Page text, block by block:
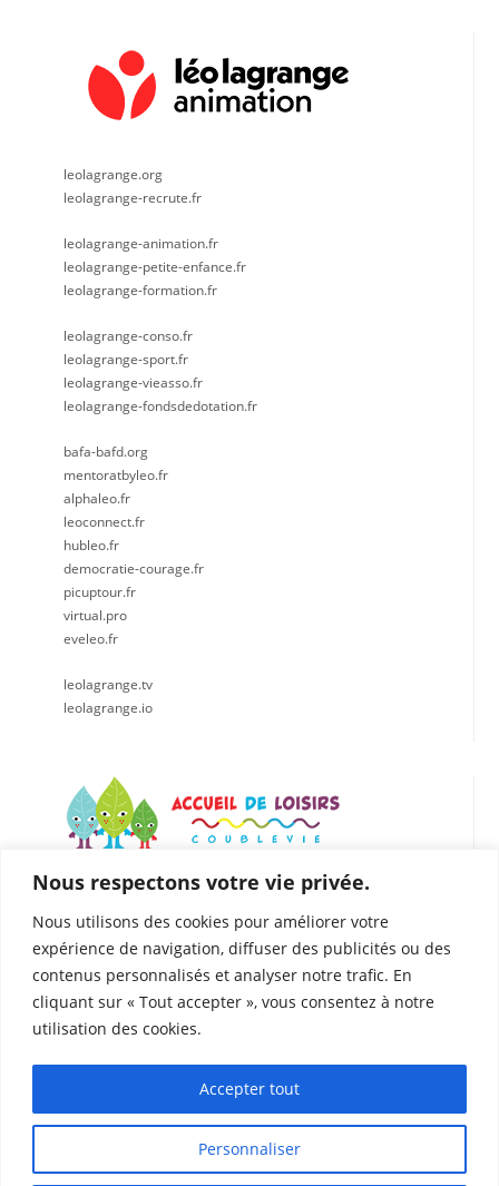
Nous respectons votre vie privée.
Nous utilisons des cookies pour améliorer votre
expérience de navigation, diffuser des publicités ou des
contenus personnalisés et analyser notre trafic. En
cliquant sur « Tout accepter », vous consentez à notre
utilisation des cookies.
Personnaliser
Accepter tout
leolagrange.org
leolagrange-recrute.fr
leolagrange-animation.fr
leolagrange-petite-enfance.fr
leolagrange-formation.fr
leolagrange-conso.fr
leolagrange-sport.fr
leolagrange-vieasso.fr
leolagrange-fondsdedotation.fr
bafa-bafd.org
mentoratbyleo.fr
alphaleo.fr
leoconnect.fr
hubleo.fr
democratie-courage.fr
picuptour.fr
virtual.pro
eveleo.fr
leolagrange.tv
leolagrange.io
LÉO LAGRANGE CENTRE EST
Accueil de loisirs de Coublevie
112 Rue du Presbytère, 38500 Coublevie
04.76.05.04.25
06. 75.81.90.49
coublevie@leolagrange.org